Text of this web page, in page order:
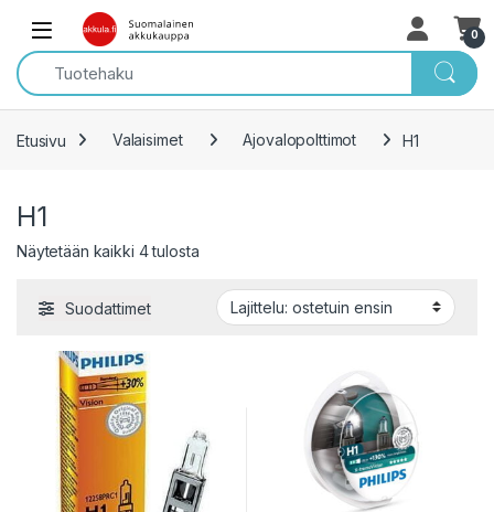
Skip to navigation
Skip to content
Open 0
Etusivu Valaisimet Ajovalopolttimot H1
H1
Näytetään kaikki 4 tulostaSorted by popularity
Suodattimet